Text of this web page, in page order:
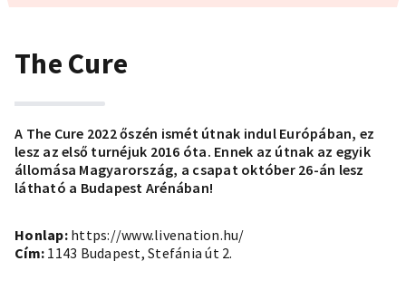
The Cure
A The Cure 2022 őszén ismét útnak indul Európában, ez
lesz az első turnéjuk 2016 óta. Ennek az útnak az egyik
állomása Magyarország, a csapat október 26-án lesz
látható a Budapest Arénában!
Honlap:https://www.livenation.hu/
Cím: 1143 Budapest, Stefánia út 2.